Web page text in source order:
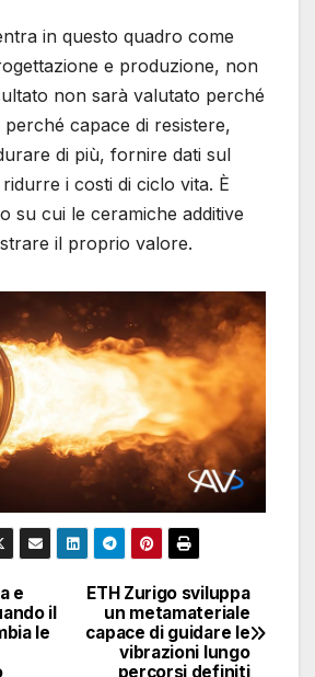
in questo quadro come
e produzione, non
non sarà valutato perché
perché capace di resistere,
di più, fornire dati sul
i costi di ciclo vita. È
su cui le ceramiche additive
il proprio valore.
ETH Zurigo sviluppa
un metamateriale
capace di guidare le
vibrazioni lungo
percorsi definiti
e
il
le